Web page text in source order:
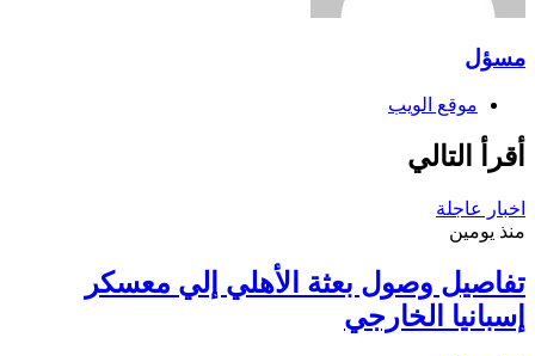
مسؤل
موقع الويب
أقرأ التالي
اخبار عاجلة
منذ يومين
تفاصيل وصول بعثة الأهلي إلي معسكر
إسبانيا الخارجي